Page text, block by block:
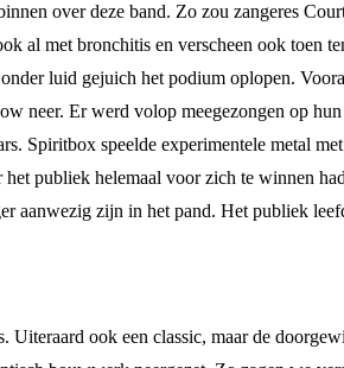
over deze band. Zo zou zangeres
al met bronchitis en verscheen ook toen
luid gejuich het podium oplopen.
neer. Er werd volop meegezongen op
Spiritbox speelde experimentele metal
publiek helemaal voor zich te winnen
aanwezig zijn in het pand. Het publiek
Uiteraard ook een classic, maar de